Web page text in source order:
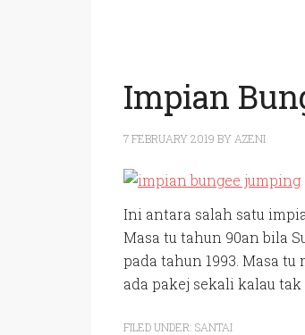
Impian
7 FEBRUARY 2019 BY AZENI
Ini antara salah satu
Masa tu tahun 90an bila
pada tahun 1993. Masa
ada pakej sekali kalau
FILED UNDER: SANTAI